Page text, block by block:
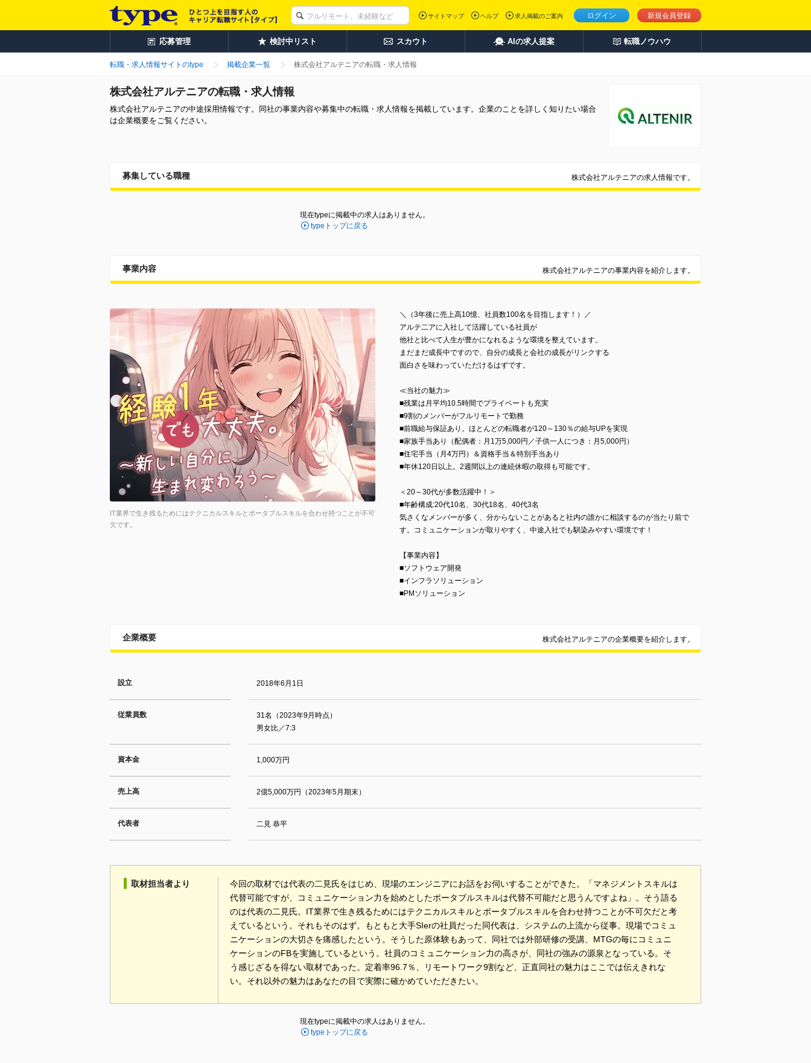
ログイン 新規会員登録
サイトマップ ヘルプ 求人掲載のご案内
応募管理 検討中リスト スカウト AIの求人提案 転職ノウハウ
転職・求人情報サイトのtype 掲載企業一覧 株式会社アルテニアの転職・求人情報
株式会社アルテニアの転職・求人情報
株式会社アルテニアの中途採用情報です。同社の事業内容や募集中の転職・求人情報を掲載しています。企業のことを詳しく知りたい場合
は企業概要をご覧ください。
募集している職種 株式会社アルテニアの求人情報です。
現在typeに掲載中の求人はありません。
typeトップに戻る
事業内容 株式会社アルテニアの事業内容を紹介します。
IT業界で生き残るためにはテクニカルスキルとポータブルスキルを合わせ持つことが不可
欠です。
＼（3年後に売上高10憶、社員数100名を目指します！）／
アルテ二アに入社して活躍している社員が
他社と比べて人生が豊かになれるような環境を整えています。
まだまだ成長中ですので、自分の成長と会社の成長がリンクする
面白さを味わっていただけるはずです。
≪当社の魅力≫
■残業は月平均10.5時間でプライベートも充実
■9割のメンバーがフルリモートで勤務
■前職給与保証あり。ほとんどの転職者が120～130％の給与UPを実現
■家族手当あり（配偶者：月1万5,000円／子供一人につき：月5,000円）
■住宅手当（月4万円）＆資格手当＆特別手当あり
■年休120日以上。2週間以上の連続休暇の取得も可能です。
＜20～30代が多数活躍中！＞
■年齢構成:20代10名、30代18名、40代3名
気さくなメンバーが多く、分からないことがあると社内の誰かに相談するのが当たり前で
す。コミュニケーションが取りやすく、中途入社でも馴染みやすい環境です！
【事業内容】
■ソフトウェア開発
■インフラソリューション
■PMソリューション
企業概要 株式会社アルテニアの企業概要を紹介します。
設立 2018年6月1日
従業員数
31名（2023年9月時点）
男女比／7:3
資本金 1,000万円
売上高 2億5,000万円（2023年5月期末）
代表者 二見 恭平
取材担当者より
今回の取材では代表の二見氏をはじめ、現場のエンジニアにお話をお伺いすることができた。「マネジメントスキルは
代替可能ですが、コミュニケーション力を始めとしたポータブルスキルは代替不可能だと思うんですよね」。そう語る
のは代表の二見氏。IT業界で生き残るためにはテクニカルスキルとポータブルスキルを合わせ持つことが不可欠だと考
えているという。それもそのはず。もともと大手SIerの社員だった同代表は、システムの上流から従事。現場でコミュ
ニケーションの大切さを痛感したという。そうした原体験もあって、同社では外部研修の受講、MTGの毎にコミュニ
ケーションのFBを実施しているという。社員のコミュニケーション力の高さが、同社の強みの源泉となっている。そ
う感じざるを得ない取材であった。定着率96.7％、リモートワーク9割など、正直同社の魅力はここでは伝えきれな
い。それ以外の魅力はあなたの目で実際に確かめていただきたい。
現在typeに掲載中の求人はありません。
typeトップに戻る